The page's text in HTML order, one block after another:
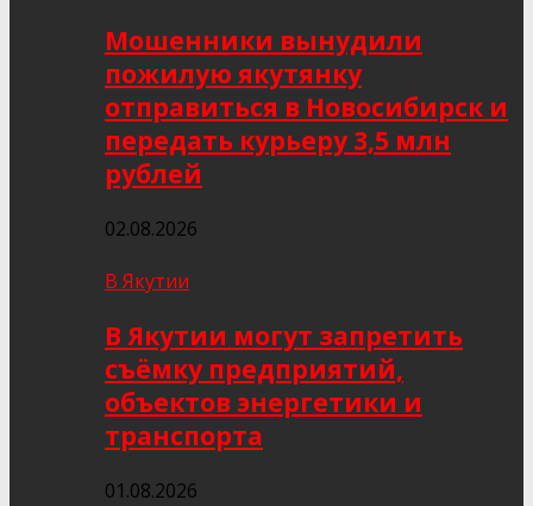
Мошенники вынудили
пожилую якутянку
отправиться в Новосибирск и
передать курьеру 3,5 млн
рублей
02.08.2026
В Якутии
В Якутии могут запретить
съёмку предприятий,
объектов энергетики и
транспорта
01.08.2026